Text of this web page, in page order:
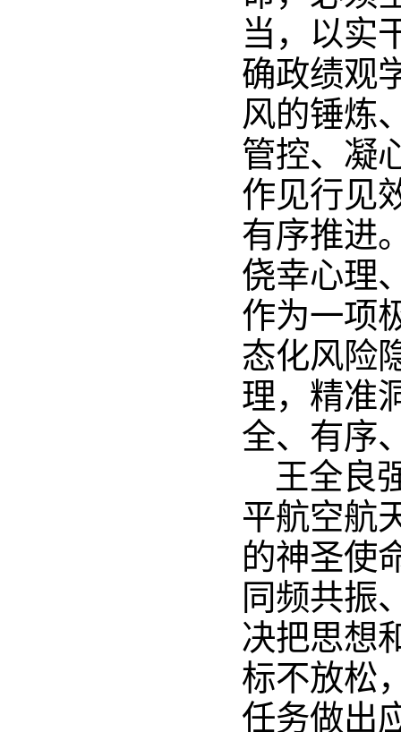
当，以实
确政绩观
风的锤炼
管控、凝
作见行见
有序推进
侥幸心理
作为一项
态化风险
理，精准
全、有序
王全良
平航空航
的神圣使
同频共振
决把思想
标不放松
任务做出